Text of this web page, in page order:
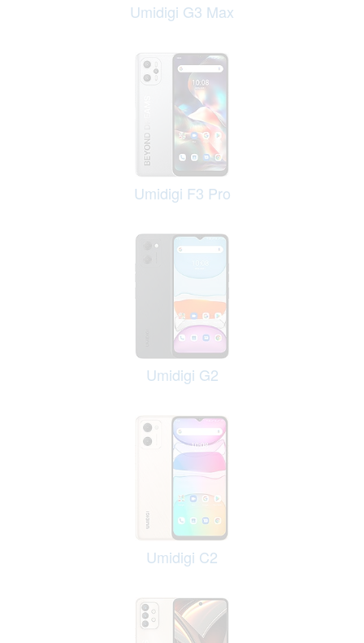
Umidigi G3 Max
Umidigi F3 Pro
Umidigi G2
Umidigi C2